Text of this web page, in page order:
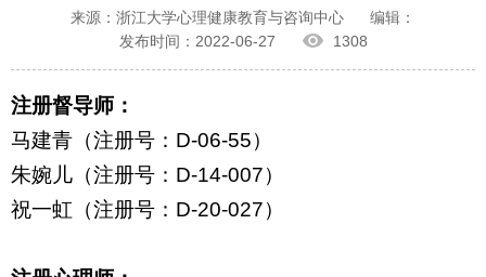
来源：浙江大学心理健康教育与咨询中心
编辑：
发布时间：2022-06-27
1308
注册督导师：
马建青（注册号： D-06-55）
朱婉儿（注册号： D-14-007）
祝一虹（注册号： D-20-027）